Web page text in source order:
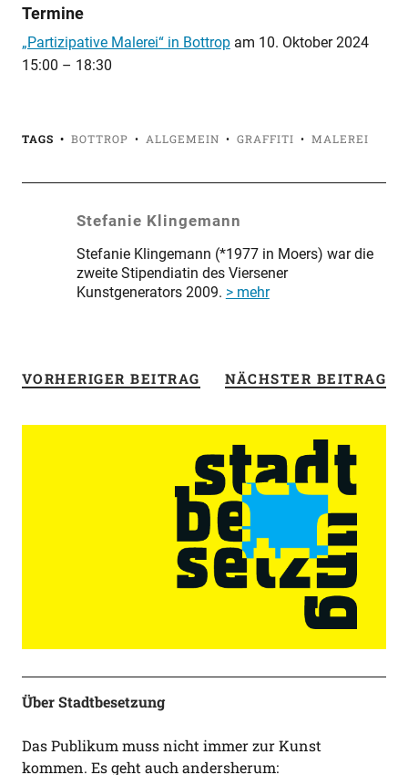
Termine
„Partizipative Malerei“ in Bottropam 10. Oktober 2024
15:00 – 18:30
TAGS BOTTROP ALLGEMEIN GRAFFITI MALEREI
Stefanie Klingemann
Stefanie Klingemann (*1977 in Moers) war die
zweite Stipendiatin des Viersener
Kunstgenerators 2009. > mehr
VORHERIGER BEITRAG NÄCHSTER BEITRAG
Über Stadtbesetzung
Das Publikum muss nicht immer zur Kunst
kommen. Es geht auch andersherum: